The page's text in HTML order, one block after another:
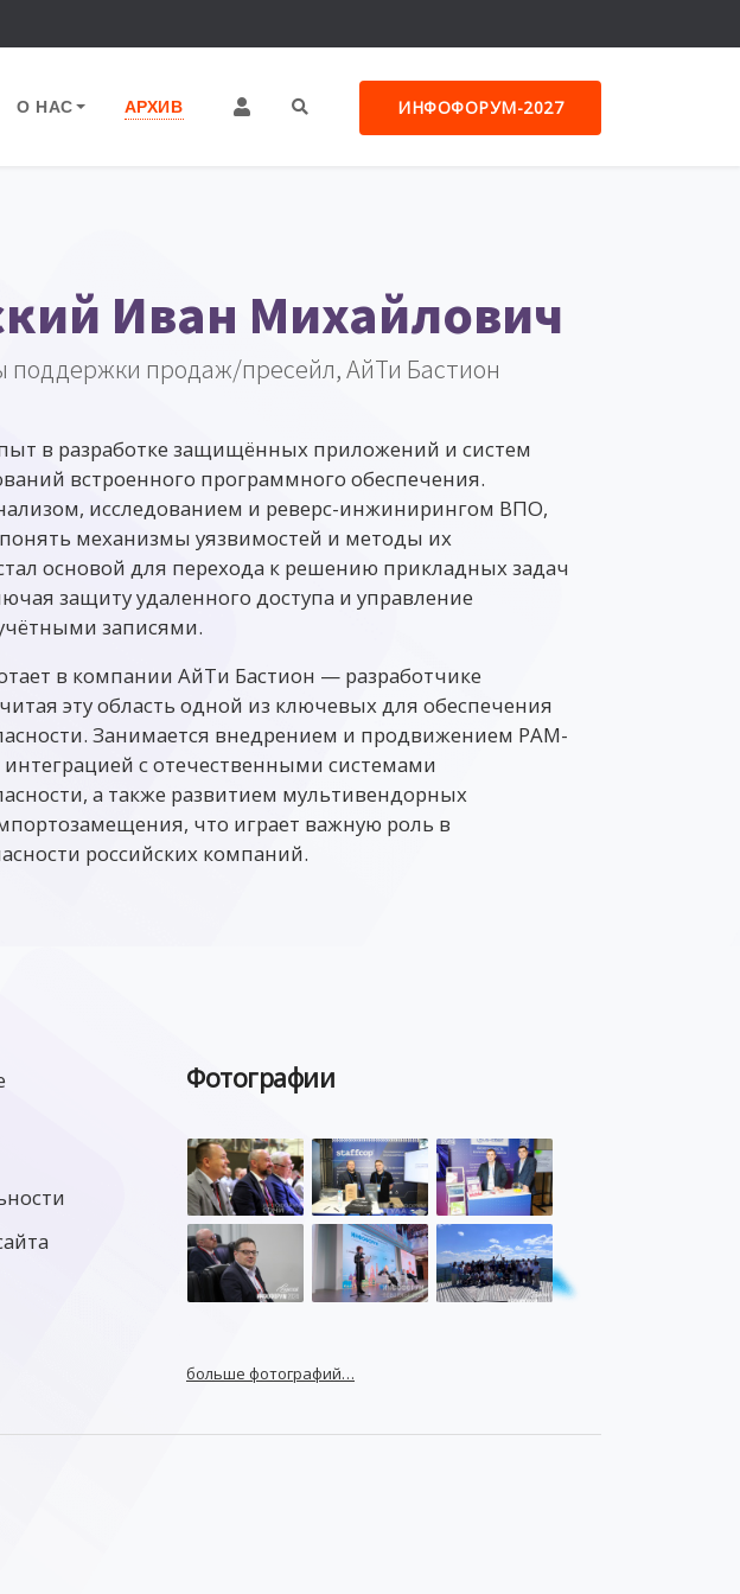
О НАС АРХИВ ИНФОФОРУМ-2027
Иван Михайлович
поддержки продаж/пресейл, АйТи Бастион
в разработке защищённых приложений и систем
встроенного программного обеспечения.
исследованием и реверс-инжинирингом ВПО,
механизмы уязвимостей и методы их
основой для перехода к решению прикладных задач
защиту удаленного доступа и управление
записями.
в компании АйТи Бастион — разработчике
эту область одной из ключевых для обеспечения
Занимается внедрением и продвижением PAM-
с отечественными системами
а также развитием мультивендорных
что играет важную роль в
российских компаний.
Фотографии
больше фотографий…